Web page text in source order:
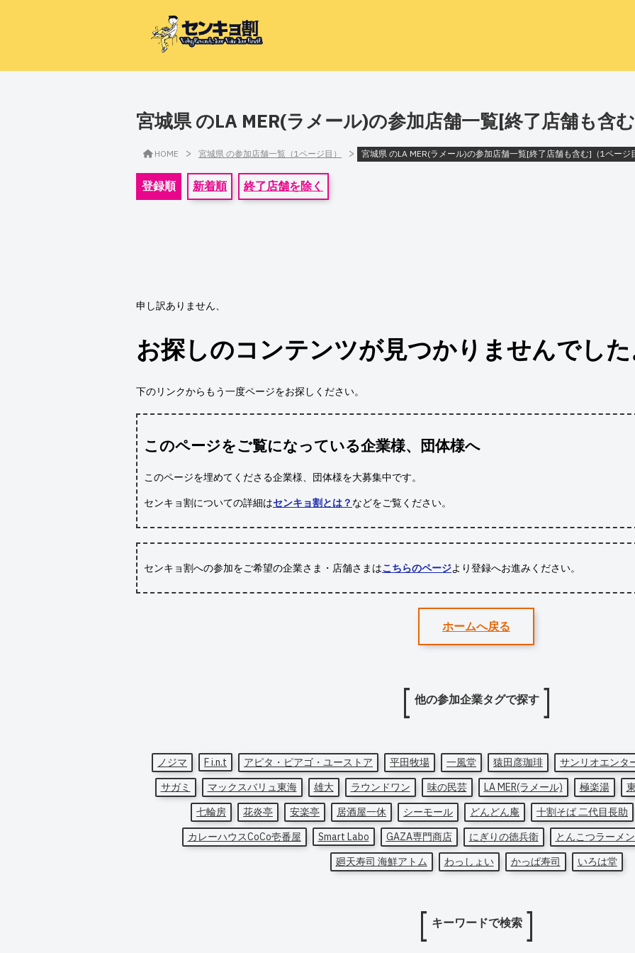
宮城県 のLA MER(ラメール)の参加店舗一覧[終了店舗も含
HOME > 宮城県 の参加店舗一覧（1ページ目） > 宮城県 のLA MER(ラメール)の参加店舗一覧[終了店舗も含む]（1ページ
登録順 新着順 終了店舗を除く
申し訳ありません、
お探しのコンテンツが見つかりませんでし
下のリンクからもう一度ページをお探しください。
このページをご覧になっている企業様、団体様へ
このページを埋めてくださる企業様、団体様を大募集中です。
センキョ割についての詳細はセンキョ割とは？ などをご覧ください。
センキョ割への参加をご希望の企業さま・店舗さまはこちらのページより登録へお進みください。
ホームへ戻る
他の参加企業タグで探す
ノジマ F i.n.t アピタ・ピアゴ・ユーストア 平田牧場 一風堂 猿田彦珈琲
サンリオエンタ
サガミ
マックスバリュ東海 雄大 ラウンドワン 味の民芸 LA MER(ラメール) 極楽湯
七輪房
花炎亭 安楽亭 居酒屋一休 シーモール どんどん庵
十割そば 二代目長助
カレーハウスCoCo壱番屋
Smart Labo GAZA専門商店 にぎりの徳兵衛
とんこつラーメ
廻天寿司 海鮮アトム
わっしょい かっぱ寿司 いろは堂
キーワードで検索